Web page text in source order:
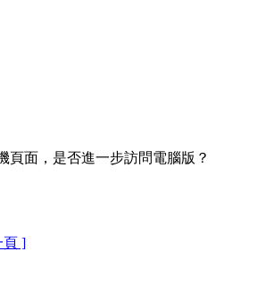
頁面，是否進一步訪問電腦版？
頁 ]